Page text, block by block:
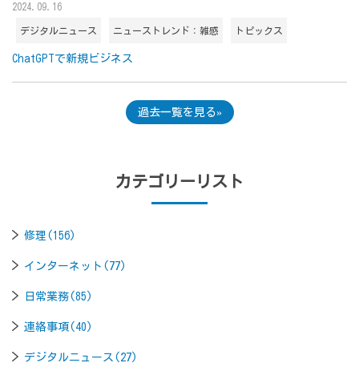
2024.09.16
デジタルニュース ニューストレンド：雑感 トピックス
ChatGPTで新規ビジネス
過去一覧を見る
カテゴリーリスト
修理(156)
インターネット(77)
日常業務(85)
連絡事項(40)
デジタルニュース(27)